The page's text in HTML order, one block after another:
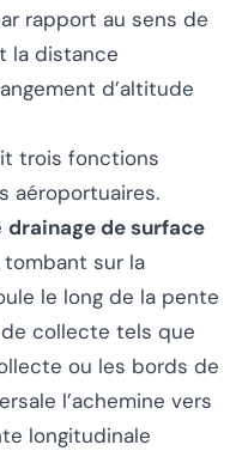
rapport au sens de
la distance
d’altitude
trois fonctions
aéroportuaires.
drainage de surface
tombant sur la
le long de la pente
collecte tels que
ou les bords de
l’achemine vers
longitudinale